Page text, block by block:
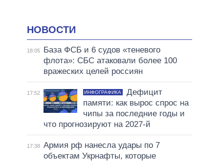
НОВОСТИ
18:05
База ФСБ и 6 судов «теневого
флота»: СБС атаковали более 100
вражеских целей россиян
17:52 ИНФОГРАФИКА
Дефицит
памяти: как вырос спрос на
чипы за последние годы и
что прогнозируют на 2027-й
17:38 Армия рф нанесла удары по 7
объектам Укрнафты, которые